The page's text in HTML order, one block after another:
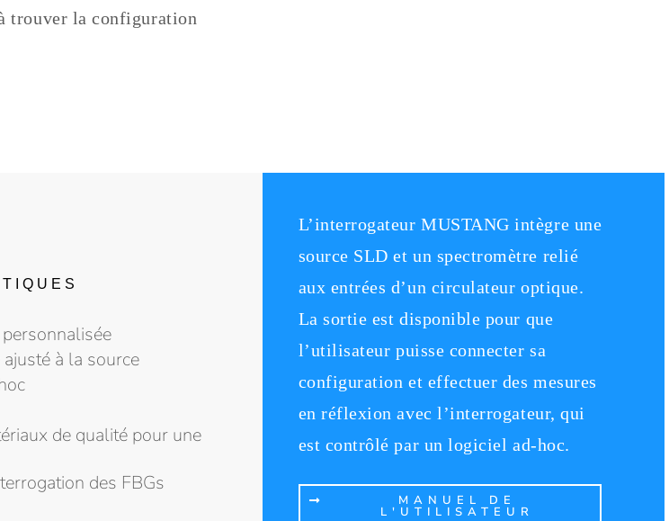
trouver la configuration
à la source
de qualité pour une
des FBGs
L’interrogateur MUSTANG intègre une
source SLD et un spectromètre relié
aux entrées d’un circulateur optique.
La sortie est disponible pour que
l’utilisateur puisse connecter sa
configuration et effectuer des mesures
en réflexion avec l’interrogateur, qui
est contrôlé par un logiciel ad-hoc.
MANUEL DE
L'UTILISATEUR